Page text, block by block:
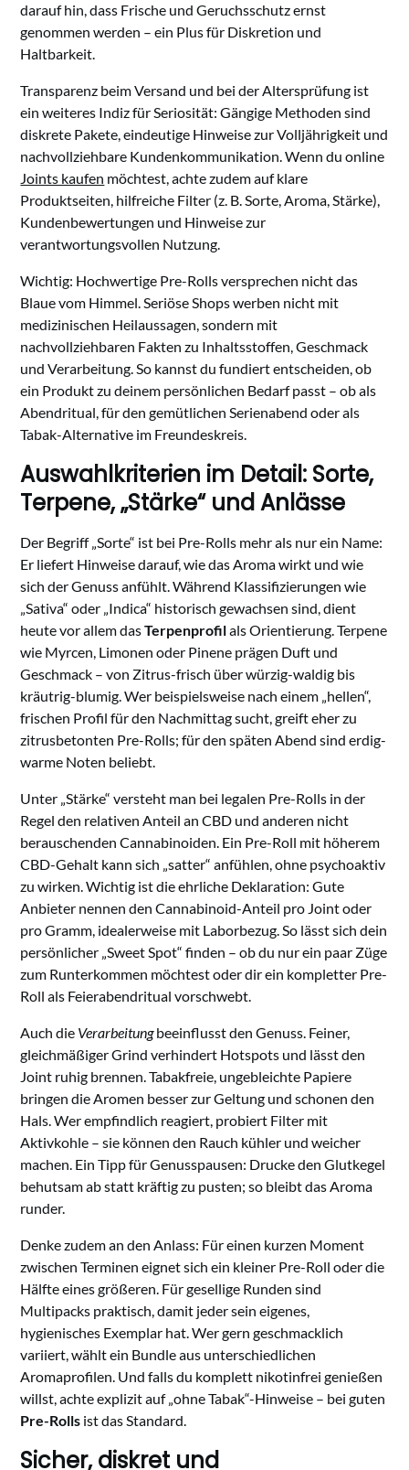
darauf hin, dass Frische und Geruchsschutz ernst
genommen werden – ein Plus für Diskretion und
Haltbarkeit.
Transparenz beim Versand und bei der Altersprüfung ist
ein weiteres Indiz für Seriosität: Gängige Methoden sind
diskrete Pakete, eindeutige Hinweise zur Volljährigkeit und
nachvollziehbare Kundenkommunikation. Wenn du online
Joints kaufen möchtest, achte zudem auf klare
Produktseiten, hilfreiche Filter (z. B. Sorte, Aroma, Stärke),
Kundenbewertungen und Hinweise zur
verantwortungsvollen Nutzung.
Wichtig: Hochwertige Pre-Rolls versprechen nicht das
Blaue vom Himmel. Seriöse Shops werben nicht mit
medizinischen Heilaussagen, sondern mit
nachvollziehbaren Fakten zu Inhaltsstoffen, Geschmack
und Verarbeitung. So kannst du fundiert entscheiden, ob
ein Produkt zu deinem persönlichen Bedarf passt – ob als
Abendritual, für den gemütlichen Serienabend oder als
Tabak-Alternative im Freundeskreis.
Auswahlkriterien im Detail: Sorte,
Terpene, „Stärke“ und Anlässe
Der Begriff „Sorte“ ist bei Pre-Rolls mehr als nur ein Name:
Er liefert Hinweise darauf, wie das Aroma wirkt und wie
sich der Genuss anfühlt. Während Klassifizierungen wie
„Sativa“ oder „Indica“ historisch gewachsen sind, dient
heute vor allem dasTerpenprofilals Orientierung. Terpene
wie Myrcen, Limonen oder Pinene prägen Duft und
Geschmack – von Zitrus-frisch über würzig-waldig bis
kräutrig-blumig. Wer beispielsweise nach einem „hellen“,
frischen Profil für den Nachmittag sucht, greift eher zu
zitrusbetonten Pre-Rolls; für den späten Abend sind erdig-
warme Noten beliebt.
Unter „Stärke“ versteht man bei legalen Pre-Rolls in der
Regel den relativen Anteil an CBD und anderen nicht
berauschenden Cannabinoiden. Ein Pre-Roll mit höherem
CBD-Gehalt kann sich „satter“ anfühlen, ohne psychoaktiv
zu wirken. Wichtig ist die ehrliche Deklaration: Gute
Anbieter nennen den Cannabinoid-Anteil pro Joint oder
pro Gramm, idealerweise mit Laborbezug. So lässt sich dein
persönlicher „Sweet Spot“ finden – ob du nur ein paar Züge
zum Runterkommen möchtest oder dir ein kompletter Pre-
Roll als Feierabendritual vorschwebt.
Auch die Verarbeitungbeeinflusst den Genuss. Feiner,
gleichmäßiger Grind verhindert Hotspots und lässt den
Joint ruhig brennen. Tabakfreie, ungebleichte Papiere
bringen die Aromen besser zur Geltung und schonen den
Hals. Wer empfindlich reagiert, probiert Filter mit
Aktivkohle – sie können den Rauch kühler und weicher
machen. Ein Tipp für Genusspausen: Drucke den Glutkegel
behutsam ab statt kräftig zu pusten; so bleibt das Aroma
runder.
Denke zudem an den Anlass: Für einen kurzen Moment
zwischen Terminen eignet sich ein kleiner Pre-Roll oder die
Hälfte eines größeren. Für gesellige Runden sind
Multipacks praktisch, damit jeder sein eigenes,
hygienisches Exemplar hat. Wer gern geschmacklich
variiert, wählt ein Bundle aus unterschiedlichen
Aromaprofilen. Und falls du komplett nikotinfrei genießen
willst, achte explizit auf „ohne Tabak“-Hinweise – bei guten
Pre-Rolls ist das Standard.
Sicher, diskret und